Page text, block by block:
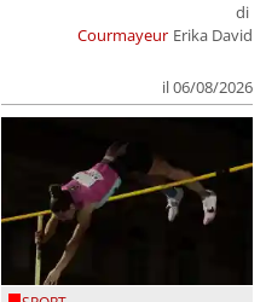
Courmayeur
di
Erika David
il 06/08/2026